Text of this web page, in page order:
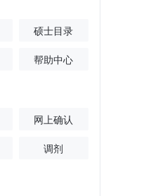
硕士目录
帮助中心
网上确认
调剂